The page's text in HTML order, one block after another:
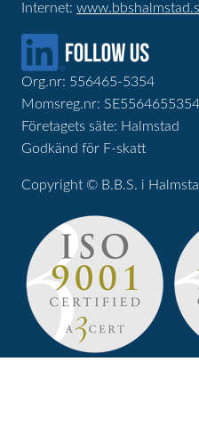
Internet:
Org.nr: 556465-5354
Momsreg.nr:
Företagets säte: Halmstad
Godkänd för F-skatt
Copyright © B.B.S. i